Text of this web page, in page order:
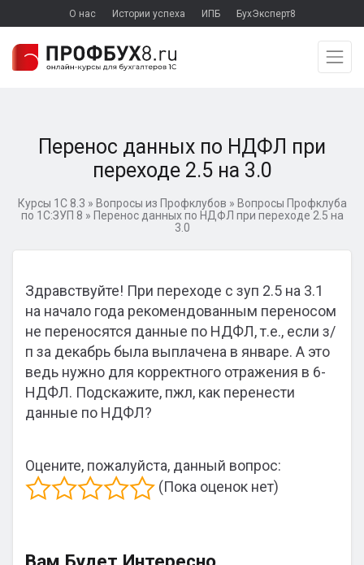
О нас Истории успеха ИПБ БухЭксперт8
Перенос данных по НДФЛ при
переходе 2.5 на 3.0
Курсы 1С 8.3 » Вопросы из Профклубов » Вопросы Профклуба
по 1С:ЗУП 8 » Перенос данных по НДФЛ при переходе 2.5 на
3.0
Здравствуйте! При переходе с зуп 2.5 на 3.1
на начало года рекомендованным переносом
не переносятся данные по НДФЛ, т.е., если з/
п за декабрь была выплачена в январе. А это
ведь нужно для корректного отражения в 6-
НДФЛ. Подскажите, пжл, как перенести
данные по НДФЛ?
Оцените, пожалуйста, данный вопрос:
(Пока оценок нет)